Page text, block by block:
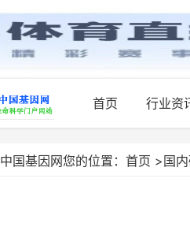
首页 行业资
中国基因网您的位置： 首页 > 国